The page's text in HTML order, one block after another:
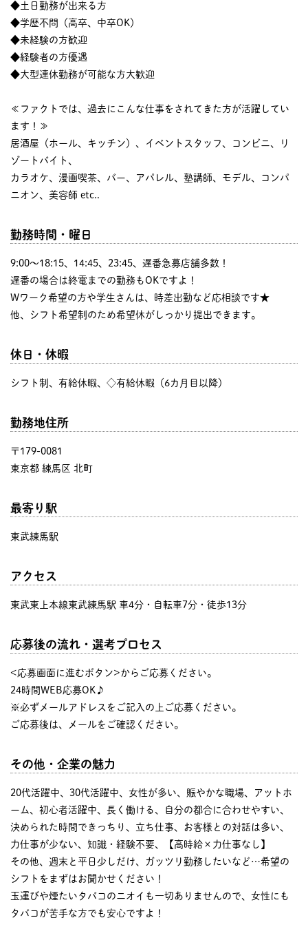
◆土日勤務が出来る方
◆学歴不問（高卒、中卒OK）
◆未経験の方歓迎
◆経験者の方優遇
◆大型連休勤務が可能な方大歓迎
≪ファクトでは、過去にこんな仕事をされてきた方が活躍してい
ます！≫
居酒屋（ホール、キッチン）、イベントスタッフ、コンビニ、リ
ゾートバイト、
カラオケ、漫画喫茶、バー、アパレル、塾講師、モデル、コンパ
ニオン、美容師 etc..
勤務時間・曜日
9:00〜18:15、14:45、23:45、遅番急募店舗多数！
遅番の場合は終電までの勤務もOKですよ！
Wワーク希望の方や学生さんは、時差出勤など応相談です★
他、シフト希望制のため希望休がしっかり提出できます。
休日・休暇
シフト制、有給休暇、◇有給休暇（6カ月目以降）
勤務地住所
〒179-0081
東京都 練馬区 北町
最寄り駅
東武練馬駅
アクセス
東武東上本線東武練馬駅 車4分・自転車7分・徒歩13分
応募後の流れ・選考プロセス
<応募画面に進むボタン>からご応募ください。
24時間WEB応募OK♪
※必ずメールアドレスをご記入の上ご応募ください。
ご応募後は、メールをご確認ください。
その他・企業の魅力
20代活躍中、30代活躍中、女性が多い、賑やかな職場、アットホ
ーム、初心者活躍中、長く働ける、自分の都合に合わせやすい、
決められた時間できっちり、立ち仕事、お客様との対話は多い、
力仕事が少ない、知識・経験不要、【高時給×力仕事なし】
その他、週末と平日少しだけ、ガッツリ勤務したいなど…希望の
シフトをまずはお聞かせください！
玉運びや煙たいタバコのニオイも一切ありませんので、女性にも
タバコが苦手な方でも安心ですよ！